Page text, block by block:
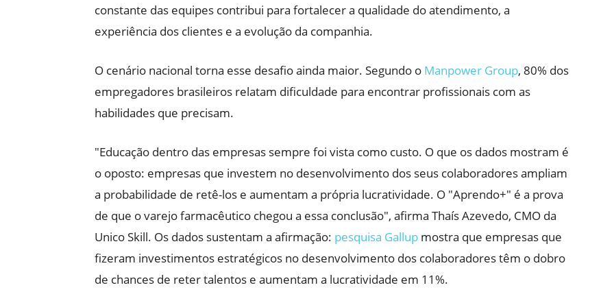
constante das equipes contribui para fortalecer a qualidade do atendimento, a
experiência dos clientes e a evolução da companhia.
O cenário nacional torna esse desafio ainda maior. Segundo o Manpower Group, 80% dos
empregadores brasileiros relatam dificuldade para encontrar profissionais com as
habilidades que precisam.
"Educação dentro das empresas sempre foi vista como custo. O que os dados mostram é
o oposto: empresas que investem no desenvolvimento dos seus colaboradores ampliam
a probabilidade de retê-los e aumentam a própria lucratividade. O "Aprendo+" é a prova
de que o varejo farmacêutico chegou a essa conclusão", afirma Thaís Azevedo, CMO da
Unico Skill. Os dados sustentam a afirmação: pesquisa Gallup mostra que empresas que
fizeram investimentos estratégicos no desenvolvimento dos colaboradores têm o dobro
de chances de reter talentos e aumentam a lucratividade em 11%.